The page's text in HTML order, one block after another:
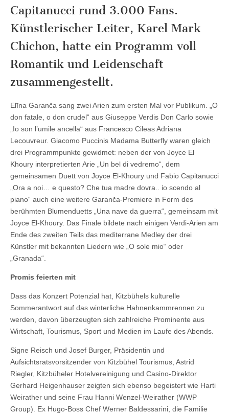
Capitanucci rund 3.000 Fans.
Künstlerischer Leiter, Karel Mark
Chichon, hatte ein Programm voll
Romantik und Leidenschaft
zusammengestellt.
Elīna Garanča sang zwei Arien zum ersten Mal vor Publikum. „O
don fatale, o don crudel“ aus Giuseppe Verdis Don Carlo sowie
„Io son l’umile ancella“ aus Francesco Cileas Adriana
Lecouvreur. Giacomo Puccinis Madama Butterfly waren gleich
drei Programmpunkte gewidmet: neben der von Joyce El
Khoury interpretierten Arie „Un bel di vedremo“, dem
gemeinsamen Duett von Joyce El-Khoury und Fabio Capitanucci
„Ora a noi… e questo? Che tua madre dovra.. io scendo al
piano“ auch eine weitere Garanča-Premiere in Form des
berühmten Blumenduetts „Una nave da guerra“, gemeinsam mit
Joyce El-Khoury. Das Finale bildete nach einigen Verdi-Arien am
Ende des zweiten Teils das mediterrane Medley der drei
Künstler mit bekannten Liedern wie „O sole mio“ oder
„Granada“.
Promis feierten mit
Dass das Konzert Potenzial hat, Kitzbühels kulturelle
Sommerantwort auf das winterliche Hahnenkammrennen zu
werden, davon überzeugten sich zahlreiche Prominente aus
Wirtschaft, Tourismus, Sport und Medien im Laufe des Abends.
Signe Reisch und Josef Burger, Präsidentin und
Aufsichtsratsvorsitzender von Kitzbühel Tourismus, Astrid
Riegler, Kitzbüheler Hotelvereinigung und Casino-Direktor
Gerhard Heigenhauser zeigten sich ebenso begeistert wie Harti
Weirather und seine Frau Hanni Wenzel-Weirather (WWP
Group). Ex Hugo-Boss Chef Werner Baldessarini, die Familie